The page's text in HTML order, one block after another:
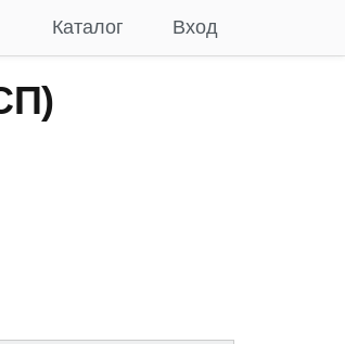
Вход
Каталог